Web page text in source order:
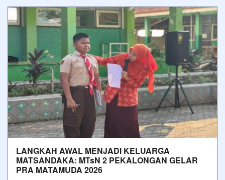
LANGKAH AWAL MENJADI KELUARGA
MATSANDAKA: MTsN 2 PEKALONGAN GELAR
PRA MATAMUDA 2026